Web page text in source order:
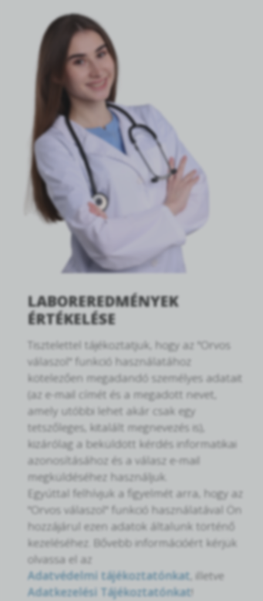
LABOREREDMÉNYEK
ÉRTÉKELÉSE
Tisztelettel tájékoztatjuk, hogy az "Orvos
válaszol" funkció használatához
kötelezően megadandó személyes adatait
(az e-mail címét és a megadott nevet,
amely utóbbi lehet akár csak egy
tetszőleges, kitalált megnevezés is),
kizárólag a beküldött kérdés informatikai
azonosításához és a válasz e-mail
megküldéséhez használjuk.
Egyúttal felhívjuk a figyelmét arra, hogy az
"Orvos válaszol" funkció használatával Ön
hozzájárul ezen adatok általunk történő
kezeléséhez. Bővebb információért kérjük
olvassa el az
Adatvédelmi tájékoztatónkat , illetve
Adatkezelési Tájékoztatónkat!